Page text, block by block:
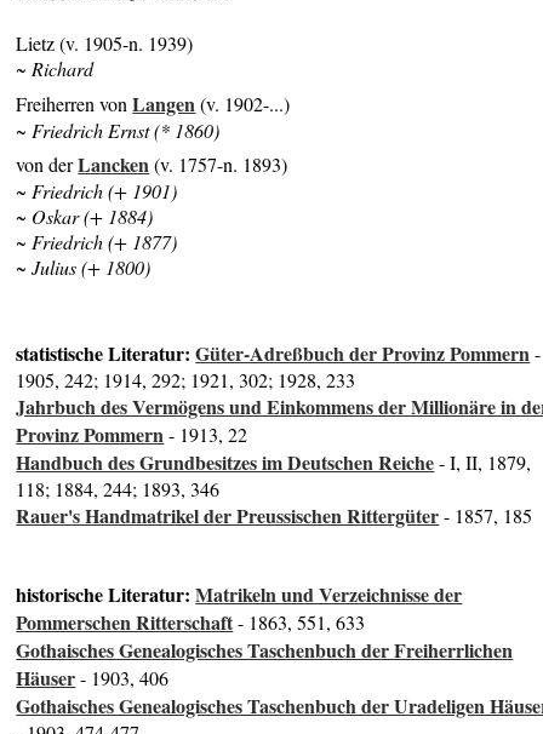
Lietz (v. 1905-n. 1939)
~ Richard
Freiherren vonLangen(v. 1902-...)
~ Friedrich Ernst (* 1860)
von derLancken(v. 1757-n. 1893)
~ Friedrich (+ 1901)
~ Oskar (+ 1884)
~ Friedrich (+ 1877)
~ Julius (+ 1800)
statistische Literatur:Güter-Adreßbuch der Provinz Pommern-
1905, 242; 1914, 292; 1921, 302; 1928, 233
Jahrbuch des Vermögens und Einkommens der Millionäre in
Provinz Pommern- 1913, 22
Handbuch des Grundbesitzes im Deutschen Reiche- I, II, 1879,
118; 1884, 244; 1893, 346
Rauer's Handmatrikel der Preussischen Rittergüter- 1857, 185
historische Literatur:Matrikeln und Verzeichnisse der
Pommerschen Ritterschaft- 1863, 551, 633
Gothaisches Genealogisches Taschenbuch der Freiherrlichen
Häuser- 1903, 406
Gothaisches Genealogisches Taschenbuch der Uradeligen